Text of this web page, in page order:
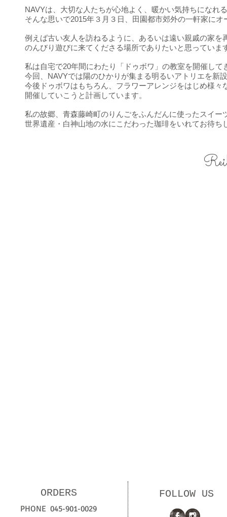
NAVYは、大切な人たちが心地よく、暖かい気持ちになれ
そんな思いで2015年３月３日、田園都市郊外の一軒家にオ
例えば古い友人を訪ねるように、あるいは遠い親戚の家を
のんびり遊びに来てくださる場所でありたいと 思っていま
私は自宅で20年間にわたり「ドゥボワ」の教室を開催して
今回、NAVYでは陽のひかりが集まる明るいアトリエを新
今後ドゥボワはもちろん、フラワーアレンジをはじめ様々
開催していこうと計画しています。
私の故郷、青森藤崎町のりんごをふんだんに使ったスイー
世界遺産・白神山地の水にこだわった珈琲をいれてお待ち
ORDERS
PHONE 045-901-0029
FOLLOW US